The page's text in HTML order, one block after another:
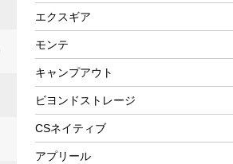
ランチョンマット
ランチボックス
ピクニックセット
ウィンター
防寒ウェア
ツール&アクセサリー
トレッキング
トレッキングステッキ
エクスギア
モンテ
キャンプアウト
ビヨンドストレージ
CSネイティブ
アプリール